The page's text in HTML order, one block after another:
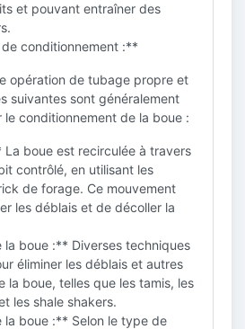
et pouvant entraîner des
conditionnement :**
opération de tubage propre et
suivantes sont généralement
le conditionnement de la boue :
boue est recirculée à travers
contrôlé, en utilisant les
de forage. Ce mouvement
les déblais et de décoller la
boue :** Diverses techniques
éliminer les déblais et autres
la boue, telles que les tamis, les
les shale shakers.
la boue :** Selon le type de